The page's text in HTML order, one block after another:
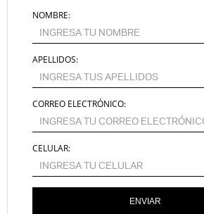
NOMBRE:
APELLIDOS:
CORREO ELECTRÓNICO:
CELULAR:
ENVIAR